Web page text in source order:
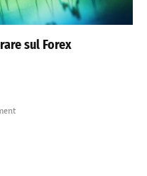
sul Forex